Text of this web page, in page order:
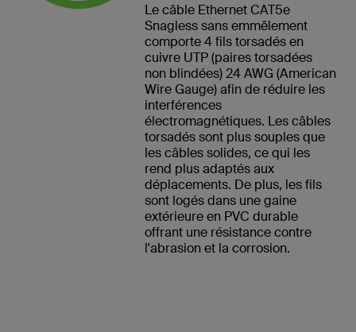
Le câble Ethernet CAT5e
Snagless sans emmêlement
comporte 4 fils torsadés en
cuivre UTP (paires torsadées
non blindées) 24 AWG (American
Wire Gauge) afin de réduire les
interférences
électromagnétiques. Les câbles
torsadés sont plus souples que
les câbles solides, ce qui les
rend plus adaptés aux
déplacements. De plus, les fils
sont logés dans une gaine
extérieure en PVC durable
offrant une résistance contre
l'abrasion et la corrosion.